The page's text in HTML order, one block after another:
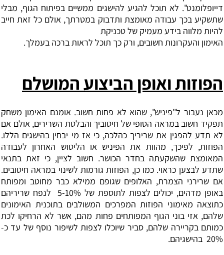
דייופלומנט". לא תוכל להגיע להישגים ממשיים בפיתוח הגוף, מבלי
שתשקיע בכך עבודה מאומצת ותדבוק במטרתך, אולם כל זאת חייב
להיות מלווה בידע מעמיק של טכניקת
‏האימון והעקרונות חשובים, ורק כך תוכל לראות ברכה בעמלך.
הפוזות ואופן הביצוע המושלם
‏מכאן נעבור ל"פיניש", שהוא לא פחות חשוב. אומנם האימון משחק
תפקיד חשוב במראה הסופי של חיטוביך והבלטת השרירים, אולם אם
לא תדע להפגין את שריריך כהלכה, כי אז מי יבחין בהישגים הללו.
הפוזות, לפיכך, מהוות את הפיניש או הליטוש האחרון לעבודה
המאומצת שהשקעתה בחדר הכושר. חשוב לציין, כי זאת בתנאי
שתדע לבצען כראוי. כמו כן, הפוזות גורמות לשינוי במראה חיטובים.
אם שרירני הצמרת, האלופים שגופם ממילא כבר מחוטב ‏ומפותח
באופן מדהים, יכולים לצפות לתוספת של 5-10% ‏ לנפח שריריהם
כתוצאה מאימוני הפוזות המפרכים המשולבים בתוכנית האימונים
שלהם, ‏אזי בוני הגוף המפותחים פחות מהם, אשר לא הרחיקו לכת
כמותם בקריירה שלהם, סביר שיוכלו לצפות לשיפור נוסף של עד כ-
20% ‏ בהישגיהם.